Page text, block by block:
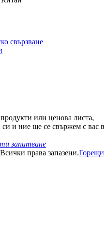
свързване
или ценова листа,
си и ние ще се свържем с вас в
права запазени.Горещи